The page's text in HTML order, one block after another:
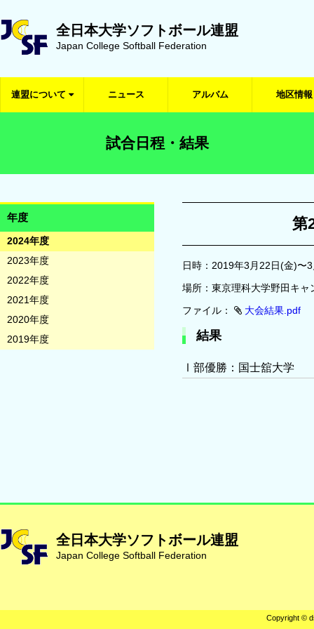
全日本大学ソフトボール連盟
Japan College Softball Federation
連盟について ニュース アルバム 地区情報
試合日程・結果
年度
2024年度
2023年度
2022年度
2021年度
2020年度
2019年度
第
日時：2019年3月22日(金)〜
場所：東京理科大学野田キャ
ファイル：
大会結果.pdf
結果
Ⅰ部優勝：国士舘大
全日本大学ソフトボール連盟
Japan College Softball Federation
Copyright ©